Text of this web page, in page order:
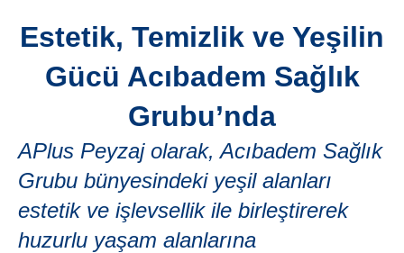
Estetik, Temizlik ve Yeşilin
Gücü Acıbadem Sağlık
Grubu’nda
APlus Peyzaj olarak, Acıbadem Sağlık
Grubu bünyesindeki yeşil alanları
estetik ve işlevsellik ile birleştirerek
huzurlu yaşam alanlarına